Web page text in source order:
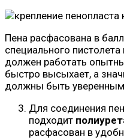
Пена расфасована в
специального
должен работать
быстро высыхает, а
должны быть
Для соединения
подходит
расфасован в